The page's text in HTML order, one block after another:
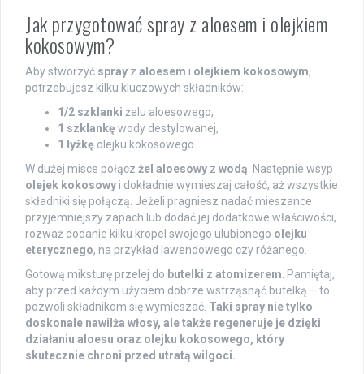
Jak przygotować spray z aloesem i olejkiem
kokosowym?
Aby stworzyć spray z aloesem i olejkiem kokosowym,
potrzebujesz kilku kluczowych składników:
1/2 szklanki żelu aloesowego,
1 szklankę wody destylowanej,
1 łyżkę olejku kokosowego.
W dużej misce połącz żel aloesowy z wodą . Następnie wsyp
olejek kokosowy i dokładnie wymieszaj całość, aż wszystkie
składniki się połączą. Jeżeli pragniesz nadać mieszance
przyjemniejszy zapach lub dodać jej dodatkowe właściwości,
rozważ dodanie kilku kropel swojego ulubionego olejku
eterycznego, na przykład lawendowego czy różanego.
Gotową miksturę przelej do butelki z atomizerem . Pamiętaj,
aby przed każdym użyciem dobrze wstrząsnąć butelką – to
pozwoli składnikom się wymieszać. Taki spray nie tylko
doskonale nawilża włosy, ale także regeneruje je dzięki
działaniu aloesu oraz olejku kokosowego, który
skutecznie chroni przed utratą wilgoci.